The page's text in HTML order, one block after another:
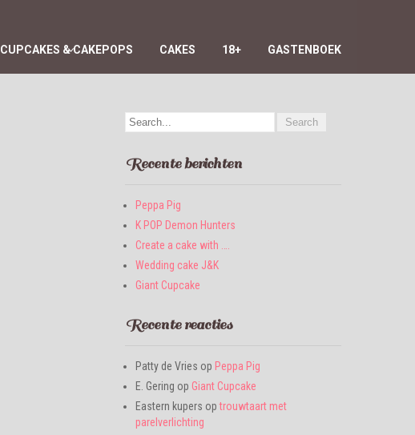
CUPCAKES & CAKEPOPS CAKES 18+ GASTENBOEK
Recente berichten
Peppa Pig
K POP Demon Hunters
Create a cake with ….
Wedding cake J&K
Giant Cupcake
Recente reacties
Patty de Vries op Peppa Pig
E. Gering op Giant Cupcake
Eastern kupers optrouwtaart met
parelverlichting